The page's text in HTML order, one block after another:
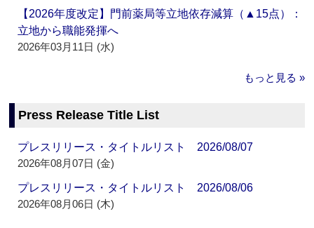
【2026年度改定】門前薬局等立地依存減算（▲15点）：
立地から職能発揮へ
2026年03月11日 (水)
もっと見る »
Press Release Title List
プレスリリース・タイトルリスト 2026/08/07
2026年08月07日 (金)
プレスリリース・タイトルリスト 2026/08/06
2026年08月06日 (木)